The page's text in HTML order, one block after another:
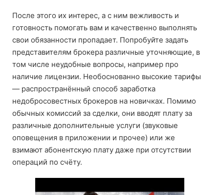
После этого их интерес, а с ним вежливость и
готовность помогать вам и качественно выполнять
свои обязанности пропадает. Попробуйте задать
представителям брокера различные уточняющие, в
том числе неудобные вопросы, например про
наличие лицензии. Необоснованно высокие тарифы
— распространённый способ заработка
недобросовестных брокеров на новичках. Помимо
обычных комиссий за сделки, они вводят плату за
различные дополнительные услуги (звуковые
оповещения в приложении и прочее) или же
взимают абонентскую плату даже при отсутствии
операций по счёту.